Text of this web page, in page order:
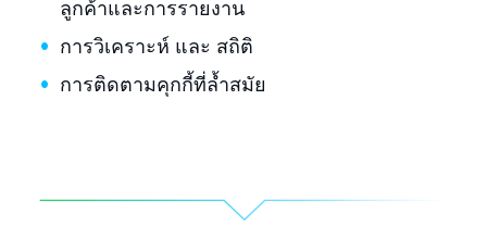
ลูกค้าและการรายงาน
การวิเคราะห์ และ สถิติ
การติดตามคุกกี้ที่ล้ำสมัย